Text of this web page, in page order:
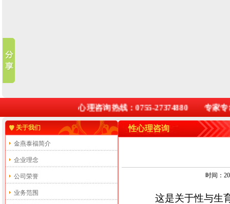
心理咨询热线：0755-27374880 专家专
关于我们
金燕泰福简介
企业理念
公司荣誉
业务范围
性心理咨询
时间：
这是关于性与生